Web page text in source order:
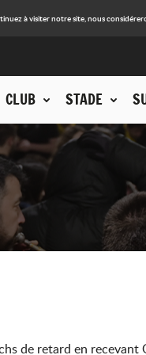
à visiter notre site, nous
CLUB STADE
de retard en